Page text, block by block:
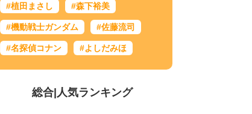
#植田まさし #森下裕美
#機動戦士ガンダム #佐藤流司
#名探偵コナン #よしだみほ
総合| 人気ランキング